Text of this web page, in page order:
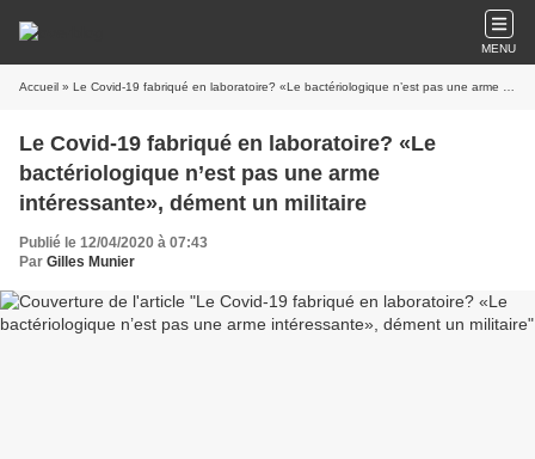
MENU
Accueil » Le Covid-19 fabriqué en laboratoire? «Le bactériologique n’est pas une arme intéressante», dément un militaire
Le Covid-19 fabriqué en laboratoire? «Le
bactériologique n’est pas une arme
intéressante», dément un militaire
Publié le 12/04/2020 à 07:43
Par Gilles Munier